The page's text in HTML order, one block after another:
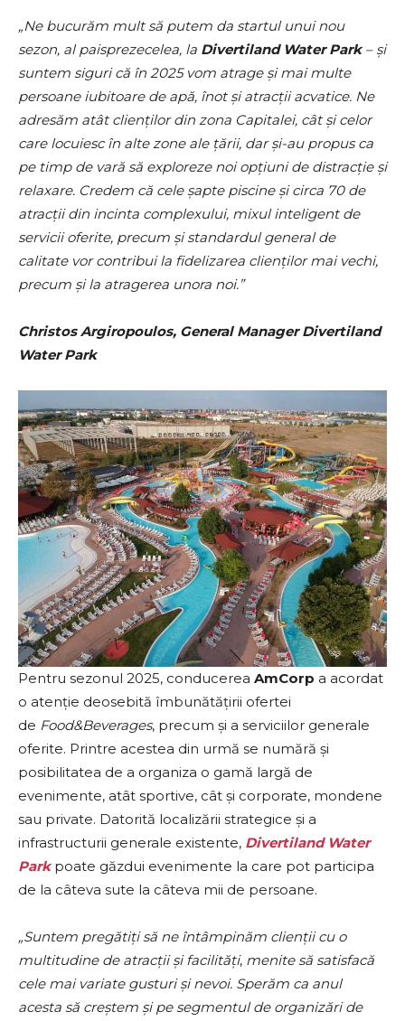
„Ne bucurăm mult să putem da startul unui nou
sezon, al paisprezecelea, la Divertiland Water Park– și
suntem siguri că în 2025 vom atrage și mai multe
persoane iubitoare de apă, înot și atracții acvatice. Ne
adresăm atât clienților din zona Capitalei, cât și celor
care locuiesc în alte zone ale țării, dar și-au propus ca
pe timp de vară să exploreze noi opțiuni de distracție și
relaxare. Credem că cele șapte piscine și circa 70 de
atracții din incinta complexului, mixul inteligent de
servicii oferite, precum și standardul general de
calitate vor contribui la fidelizarea clienților mai vechi,
precum și la atragerea unora noi.”
Christos Argiropoulos, General Manager Divertiland
Water Park
Pentru sezonul 2025, conducerea AmCorp a acordat
o atenție deosebită îmbunătățirii ofertei
de Food&Beverages, precum și a serviciilor generale
oferite. Printre acestea din urmă se numără și
posibilitatea de a organiza o gamă largă de
evenimente, atât sportive, cât şi corporate, mondene
sau private. Datorită localizării strategice şi a
infrastructurii generale existente, Divertiland Water
Parkpoate găzdui evenimente la care pot participa
de la câteva sute la câteva mii de persoane.
„Suntem pregătiți să ne întâmpinăm clienții cu o
multitudine de atracții și facilități, menite să satisfacă
cele mai variate gusturi și nevoi. Sperăm ca anul
acesta să creștem și pe segmentul de organizări de